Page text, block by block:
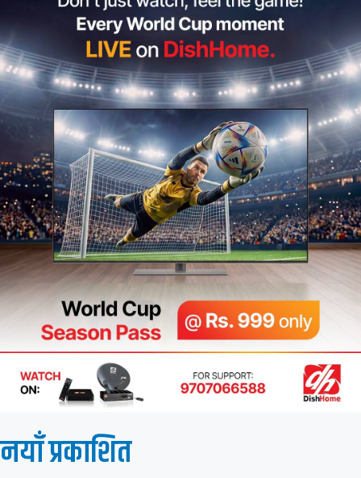
नयाँ प्रकाशित